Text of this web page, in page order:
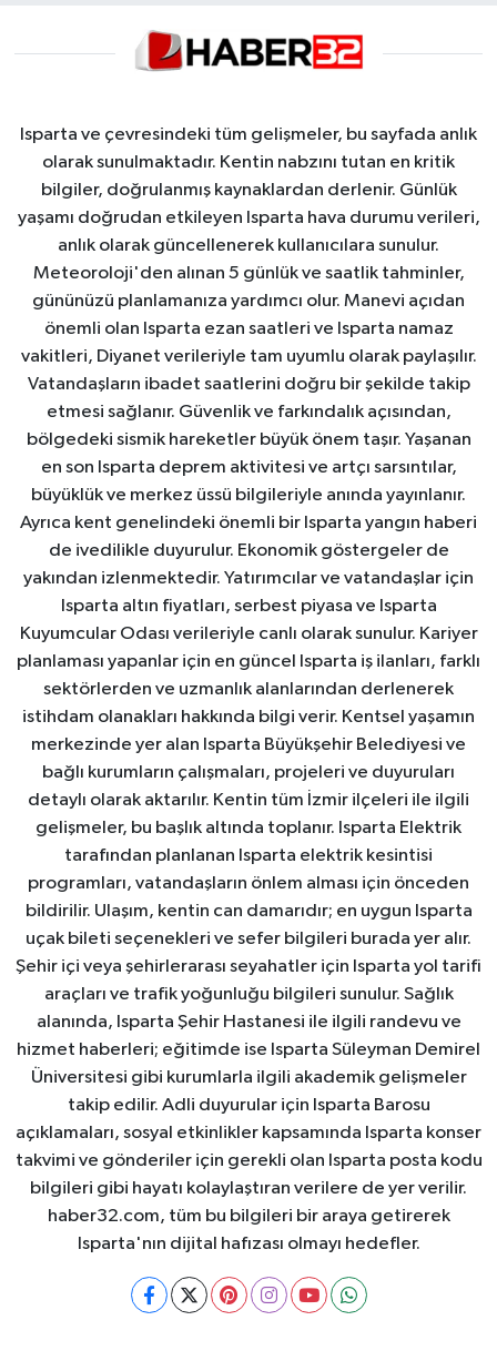
Isparta ve çevresindeki tüm gelişmeler, bu sayfada anlık
olarak sunulmaktadır. Kentin nabzını tutan en kritik
bilgiler, doğrulanmış kaynaklardan derlenir. Günlük
yaşamı doğrudan etkileyen Isparta hava durumu verileri,
anlık olarak güncellenerek kullanıcılara sunulur.
Meteoroloji'den alınan 5 günlük ve saatlik tahminler,
gününüzü planlamanıza yardımcı olur. Manevi açıdan
önemli olan Isparta ezan saatleri ve Isparta namaz
vakitleri, Diyanet verileriyle tam uyumlu olarak paylaşılır.
Vatandaşların ibadet saatlerini doğru bir şekilde takip
etmesi sağlanır. Güvenlik ve farkındalık açısından,
bölgedeki sismik hareketler büyük önem taşır. Yaşanan
en son Isparta deprem aktivitesi ve artçı sarsıntılar,
büyüklük ve merkez üssü bilgileriyle anında yayınlanır.
Ayrıca kent genelindeki önemli bir Isparta yangın haberi
de ivedilikle duyurulur. Ekonomik göstergeler de
yakından izlenmektedir. Yatırımcılar ve vatandaşlar için
Isparta altın fiyatları, serbest piyasa ve Isparta
Kuyumcular Odası verileriyle canlı olarak sunulur. Kariyer
planlaması yapanlar için en güncel Isparta iş ilanları, farklı
sektörlerden ve uzmanlık alanlarından derlenerek
istihdam olanakları hakkında bilgi verir. Kentsel yaşamın
merkezinde yer alan Isparta Büyükşehir Belediyesi ve
bağlı kurumların çalışmaları, projeleri ve duyuruları
detaylı olarak aktarılır. Kentin tüm İzmir ilçeleri ile ilgili
gelişmeler, bu başlık altında toplanır. Isparta Elektrik
tarafından planlanan Isparta elektrik kesintisi
programları, vatandaşların önlem alması için önceden
bildirilir. Ulaşım, kentin can damarıdır; en uygun Isparta
uçak bileti seçenekleri ve sefer bilgileri burada yer alır.
Şehir içi veya şehirlerarası seyahatler için Isparta yol tarifi
araçları ve trafik yoğunluğu bilgileri sunulur. Sağlık
alanında, Isparta Şehir Hastanesi ile ilgili randevu ve
hizmet haberleri; eğitimde ise Isparta Süleyman Demirel
Üniversitesi gibi kurumlarla ilgili akademik gelişmeler
takip edilir. Adli duyurular için Isparta Barosu
açıklamaları, sosyal etkinlikler kapsamında Isparta konser
takvimi ve gönderiler için gerekli olan Isparta posta kodu
bilgileri gibi hayatı kolaylaştıran verilere de yer verilir.
haber32.com, tüm bu bilgileri bir araya getirerek
Isparta'nın dijital hafızası olmayı hedefler.